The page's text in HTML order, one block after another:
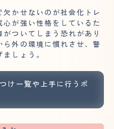
かせないのが社会化トレ
が強い性格をしているた
ついてしまう恐れがあり
外の環境に慣れさせ、警
しょう。
け一覧や上手に行うポ